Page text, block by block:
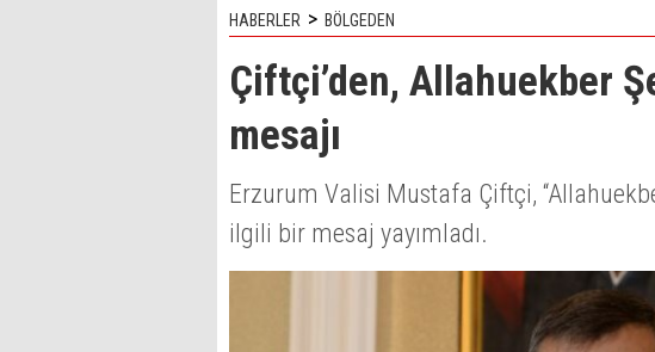
HABERLER > BÖLGEDEN
Çiftçi’den, Allahuekber
mesajı
Erzurum Valisi Mustafa Çiftçi,
ilgili bir mesaj yayımladı.